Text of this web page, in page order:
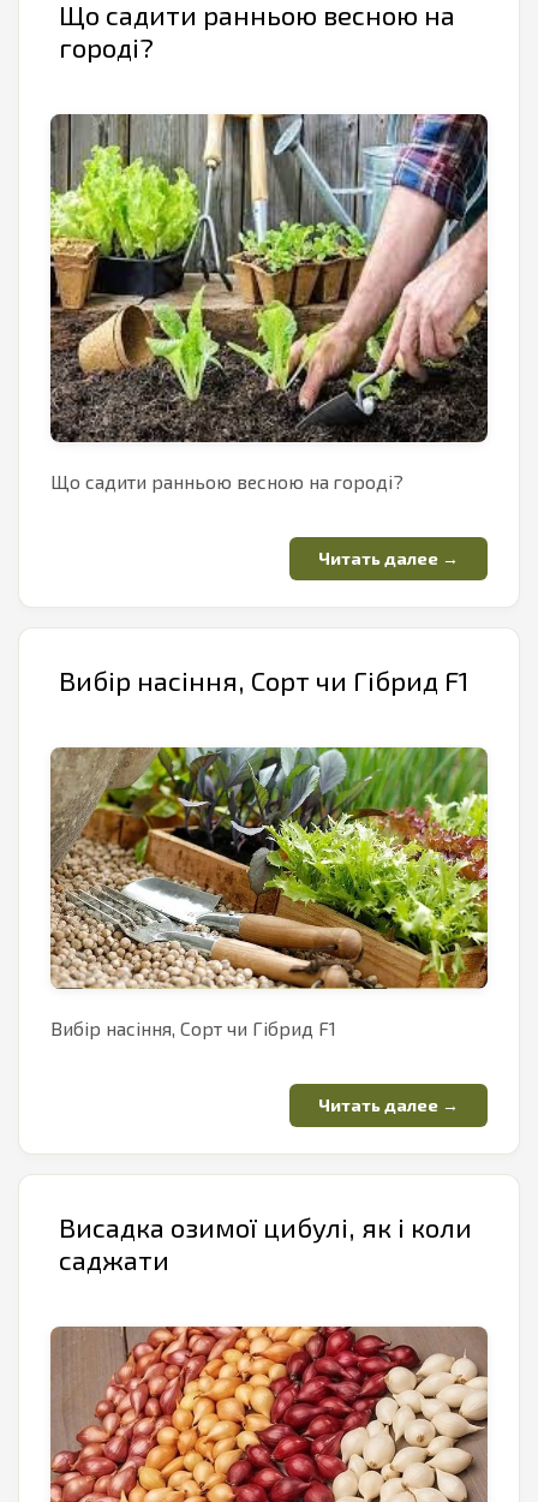
Що садити ранньою весною на
городі?
Що садити ранньою весною на городі?
Вибір насіння, Сорт чи Гібрид F1
Вибір насіння, Сорт чи Гібрид F1
Висадка озимої цибулі, як і коли
саджати